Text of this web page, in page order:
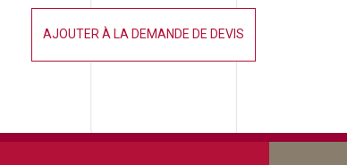
AJOUTER À LA DEMANDE DE DEVIS